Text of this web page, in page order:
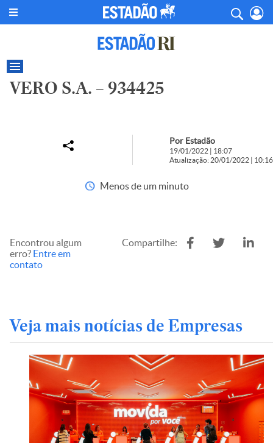
VERO S.A. – 934425
Por Estadão
19/01/2022 | 18:07
Atualização: 20/01/2022 | 10:16
Menos de um minuto
Encontrou algum
erro? Entre em
contato
Compartilhe:
Veja mais notícias de Empresas